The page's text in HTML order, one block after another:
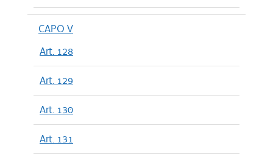
CAPO V
Art. 128
Art. 129
Art. 130
Art. 131